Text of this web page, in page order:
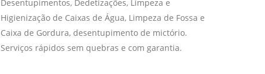
Desentupimentos, Dedetizações, Limpeza e
Higienização de Caixas de Água, Limpeza de Fossa e
Caixa de Gordura, desentupimento de mictório.
Serviços rápidos sem quebras e com garantia.